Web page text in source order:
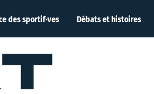
des sportif·ves Débats et histoires